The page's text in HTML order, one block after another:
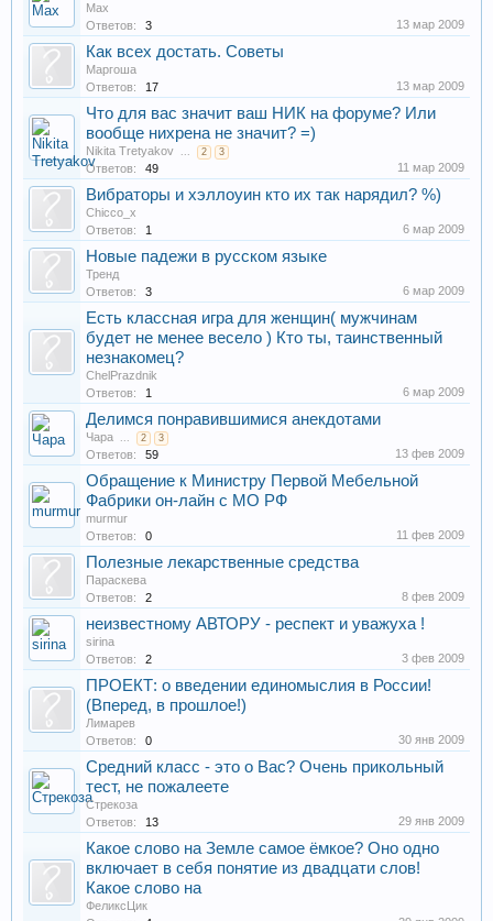
Max
Ответов:
3 13 мар 2009
Как всех достать. Советы
Маргоша
Ответов:
17 13 мар 2009
Что для вас значит ваш НИК на форуме? Или
вообще нихрена не значит? =)
Nikita Tretyakov ... 2 3
Ответов: 49 11 мар 2009
Вибраторы и хэллоуин кто их так нарядил? %)
Chicco_x
Ответов:
1 6 мар 2009
Новые падежи в русском языке
Тренд
Ответов:
3 6 мар 2009
Есть классная игра для женщин( мужчинам
будет не менее весело ) Кто ты, таинственный
незнакомец?
ChelPrazdnik
Ответов:
1 6 мар 2009
Делимся понравившимися анекдотами
Чара ... 2 3
Ответов: 59 13 фев 2009
Обращение к Министру Первой Мебельной
Фабрики он-лайн с МО РФ
murmur
Ответов:
0 11 фев 2009
Полезные лекарственные средства
Параскева
Ответов:
2 8 фев 2009
неизвестному АВТОРУ - респект и уважуха !
sirina
Ответов:
2 3 фев 2009
ПРОЕКТ: о введении единомыслия в России!
(Вперед, в прошлое!)
Лимарев
Ответов:
0 30 янв 2009
Средний класс - это о Вас? Очень прикольный
тест, не пожалеете
Стрекоза
Ответов:
13 29 янв 2009
Какое слово на Земле самое ёмкое? Оно одно
включает в себя понятие из двадцати слов!
Какое слово на
ФеликсЦик